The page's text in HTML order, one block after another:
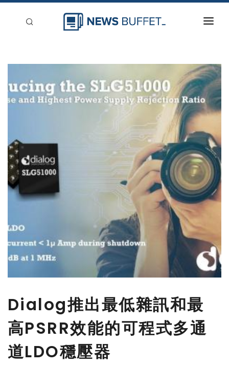
登入
Dialog推出最低雜訊和最
高PSRR效能的可程式多通
道LDO穩壓器